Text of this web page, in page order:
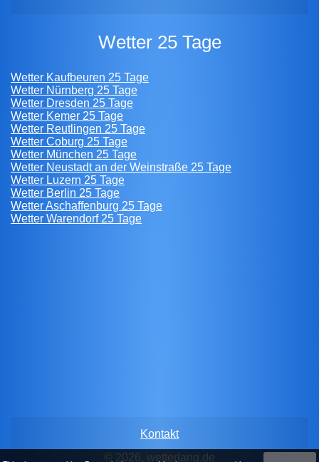
Wetter 25 Tage
Wetter Kaufbeuren 25 Tage
Wetter Nürnberg 25 Tage
Wetter Dresden 25 Tage
Wetter Kemer 25 Tage
Wetter Reutlingen 25 Tage
Wetter Coburg 25 Tage
Wetter München 25 Tage
Wetter Neustadt an der Weinstraße 25 Tage
Wetter Luzern 25 Tage
Wetter Berlin 25 Tage
Wetter Aschaffenburg 25 Tage
Wetter Warendorf 25 Tage
Kontakt
© 2026, wetterlang.de